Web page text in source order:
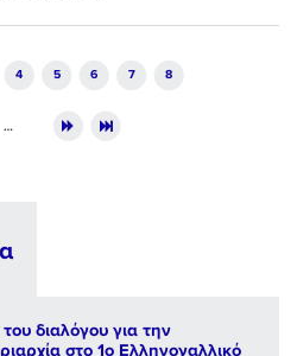
4 5 6 7 8
…
διαλόγου για την
στο 1ο Ελληνογαλλικό